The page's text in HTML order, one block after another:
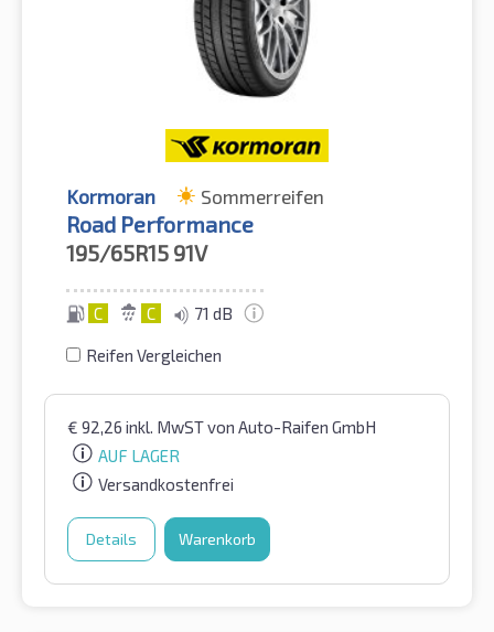
Kormoran Sommerreifen
Road Performance
195/65R15 91V
C C 71 dB
Reifen Vergleichen
€ 92,26 inkl. MwSTvon Auto-Raifen GmbH
AUF LAGER
Versandkostenfrei
Details Warenkorb